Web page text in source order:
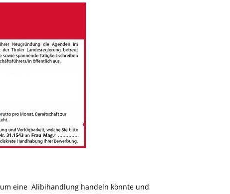
eine Alibihandlung handeln könnte und